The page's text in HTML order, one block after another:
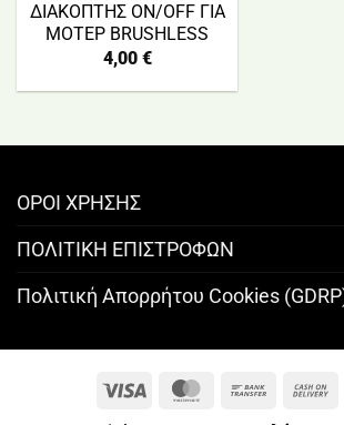
ΔΙΑΚΟΠΤΗΣ ON/OFF ΓΙΑ
ΜΟΤΕΡ BRUSHLESS
4,00 €
ΟΡΟΙ ΧΡΗΣΗΣ
ΠΟΛΙΤΙΚΗ ΕΠΙΣΤΡΟΦΩΝ
Πολιτική Απορρήτου Cookies
Visa MasterCard
Bank